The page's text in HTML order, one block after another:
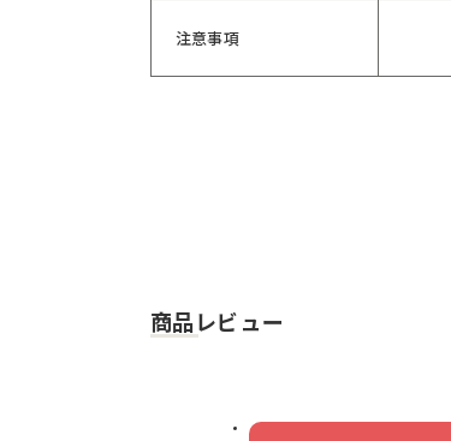
注意事項
商品レビュー